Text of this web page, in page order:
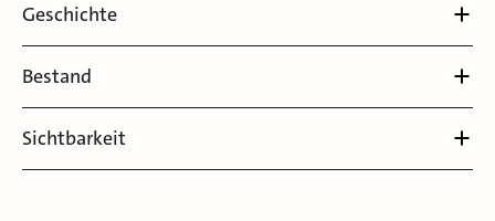
Geschichte
Bestand
Sichtbarkeit